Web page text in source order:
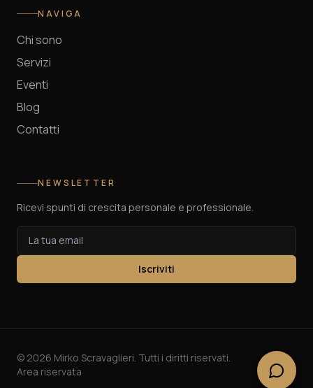
NAVIGA
Chi sono
Servizi
Eventi
Blog
Contatti
NEWSLETTER
Ricevi spunti di crescita personale e professionale.
Iscriviti
© 2026 Mirko Scravaglieri. Tutti i diritti riservati.
Area riservata